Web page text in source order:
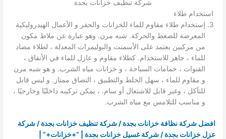
شركة تنظيف خزانات بجدة
استخدام طلاء
إستخدام طلاء مقاوم للماء للخزانات والحفر و الأعمال الهيدروليكية
المعرضة للضغط والحركة. شبه مرن. وهو عبارة عن ملاط ​​مكون
من مركبين يعتمد على الأسمنت والبوليمرات المعدلة ، لطلاء مضاد
للماء ، جاهز للاستخدام. كطلاء مقاوم و عازل للماء في الأنفاق ،
القنوات ، حمامات السباحة ، و خزانات مياه الشرب. و هو شبه مرن
و مقاوم للماء ، سهل الخلط والتطبيق ، التصاق ممتاز. و ليس قابل
للتآكل ، وغير قابل للاشتعال أو سام. ، يمكن تركيبه داخليًا وخارجيًا ،
و مناسب للتلامس مع مياه الشرب.
افضل شركة نظافة خزانات بجدة / شركة تنظيف خزانات بجدة / شركة
عزل خزانات بجدة / شركة غسيل خزانات بجدة
| “+خزانات+” |